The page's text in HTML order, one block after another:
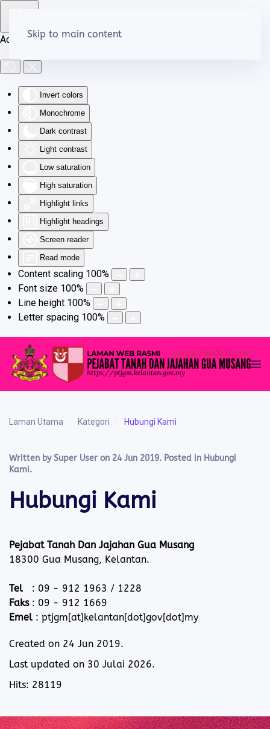
Accessibility Tools
Invert colors
Monochrome
Dark contrast
Light contrast
Low saturation
High saturation
Highlight links
Highlight headings
Screen reader
Read mode
Content scaling 100%
Font size 100%
Line height 100%
Letter spacing 100%
Skip to main content
Laman Utama Kategori Hubungi Kami
Written by Super User on 24 Jun 2019. Posted in Hubungi
Kami.
Hubungi Kami
Pejabat Tanah Dan Jajahan Gua Musang
18300 Gua Musang, Kelantan.
Tel : 09 - 912 1963 / 1228
Faks: 09 - 912 1669
Emel : ptjgm[at]kelantan[dot]gov[dot]my
Created on 24 Jun 2019.
Last updated on 30 Julai 2026.
Hits: 28119